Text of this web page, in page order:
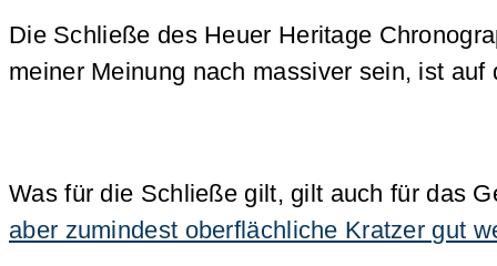
Die Schließe des Heuer Heritage
meiner Meinung nach massiver sein, ist
Was für die Schließe gilt, gilt auch für das
aber zumindest oberflächliche Kratzer gut